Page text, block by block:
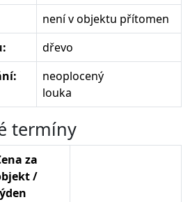
není v objektu přítomen
dřevo
neoplocený
louka
termíny
za
/